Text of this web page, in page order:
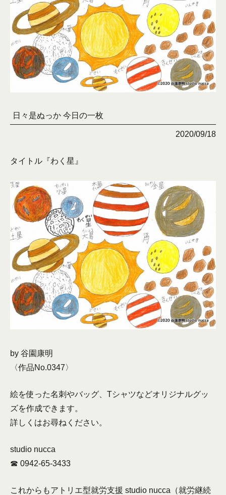
日々是ぬっか 今日の一枚
2020/09/18
タイトル『わく星』
by 谷園康明
〈作品No.0347〉
絵を使った名刺やバッグ、Tシャツなどオリジナルグッ
ズを作成できます。
詳しくはお尋ねください。
studio nucca
☎︎ 0942-65-3433
これからもアトリエ型就労支援 studio nucca（就労継続